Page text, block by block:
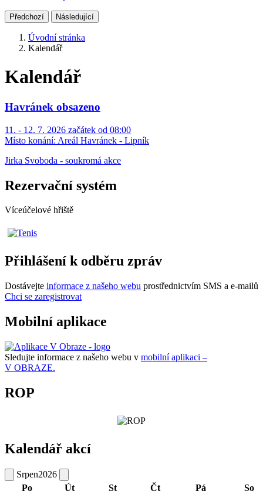
Předchozí Následující
Úvodní stránka
Kalendář
Kalendář
Havránek obsazeno
11. - 12. 7. 2026 začátek od 08:00
Místo konání: Areál Havránek - Lipník
Jirka Svoboda - soukromá akce
Rezervační systém
Víceúčelové hřiště
Přihlášení k odběru zpráv
Dostávejte informace z našeho webu prostřednictvím SMS a e-mailů
Chci se zaregistrovat
Mobilní aplikace
Sledujte informace z našeho webu v mobilní aplikaci –
V OBRAZE.
ROP
Kalendář akcí
Srpen2026
Po
Út St Čt Pá
So